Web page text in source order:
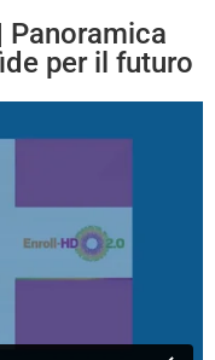
Panoramica
per il futuro